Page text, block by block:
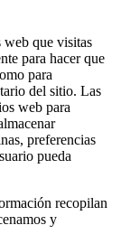
web que visitas
para hacer que
para
del sitio. Las
web para
preferencias
pueda
recopilan
y